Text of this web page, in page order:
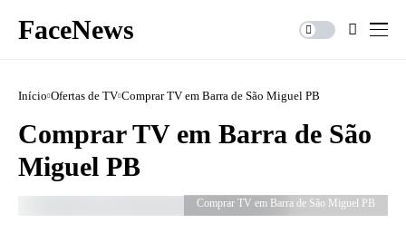
FaceNews
Início Ofertas de TV Comprar TV em Barra de São Miguel PB
Comprar TV em Barra de São
Miguel PB
Comprar TV em Barra de São Miguel PB